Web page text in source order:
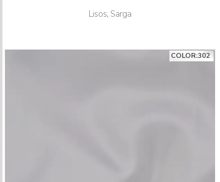
Lisos, Sarga
COLOR:302